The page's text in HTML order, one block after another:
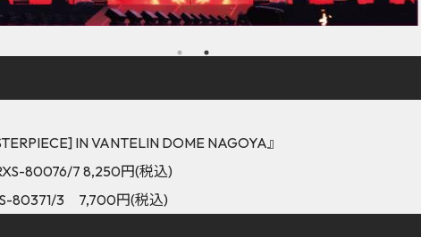
IN VANTELIN DOME NAGOYA』
80076/7 8,250円(税込)
80371/3 7,700円(税込)